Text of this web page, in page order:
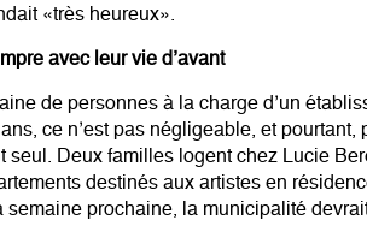
«très heureux».
avec leur vie d’avant
de personnes à la charge d’un
ce n’est pas négligeable, et
seul. Deux familles logent chez Lucie
destinés aux artistes en
semaine prochaine, la municipalité